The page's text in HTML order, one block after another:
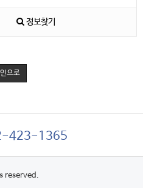
정보찾기
으로
423-1365
reserved.